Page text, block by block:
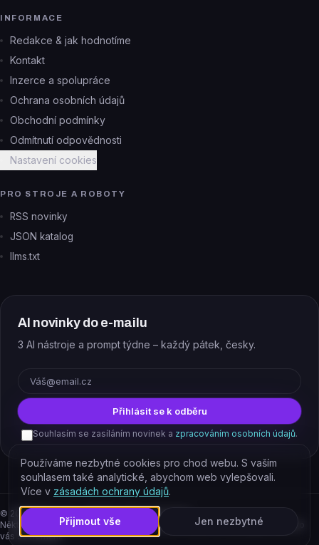
INFORMACE
Redakce & jak hodnotíme
Kontakt
Inzerce a spolupráce
Ochrana osobních údajů
Obchodní podmínky
Odmítnutí odpovědnosti
Nastavení cookies
PRO STROJE A ROBOTY
RSS novinky
JSON katalog
llms.txt
AI novinky do e-mailu
3 AI nástroje a prompt týdne – každý pátek, česky.
Přihlásit se k odběru
Souhlasím se zasíláním novinek a zpracováním osobních údajů.
© 2026
EJAJ s.r.o. – všechna práva vyhrazena.
Některé odkazy jsou affiliate. Podporujete tím provoz katalogu, cena pro
vás se nemění.
Používáme nezbytné cookies pro chod webu. S vaším
souhlasem také analytické, abychom web vylepšovali.
Více v zásadách ochrany údajů.
Přijmout vše Jen nezbytné